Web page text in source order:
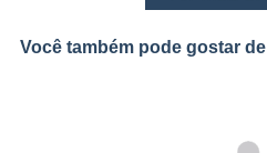
Você também pode gostar de